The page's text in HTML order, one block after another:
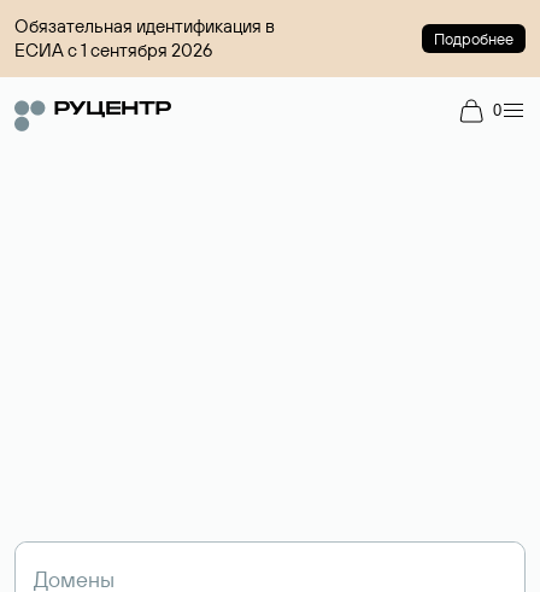
Обязательная идентификация в
ЕСИА с 1 сентября 2026
Подробнее
0